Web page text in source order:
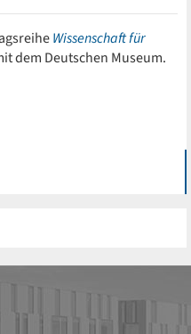
Wissenschaft für
dem Deutschen Museum.